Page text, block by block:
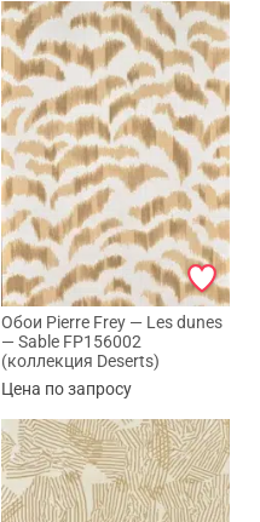
Обои Pierre Frey — Les dunes
— Sable FP156002
(коллекция Deserts)
Цена по запросу